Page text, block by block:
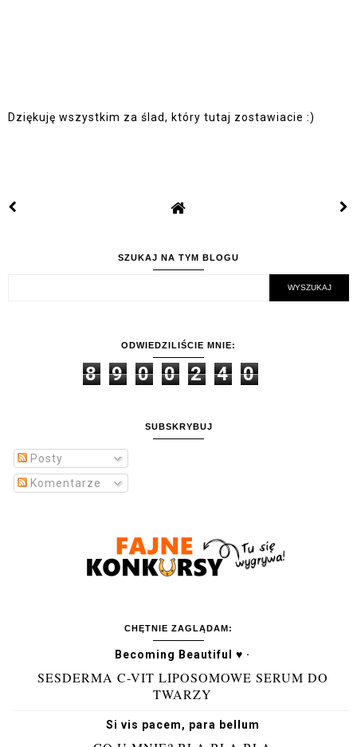
Dziękuję wszystkim za ślad, który tutaj zostawiacie :)
SZUKAJ NA TYM BLOGU
ODWIEDZILIŚCIE MNIE:
8 9 0 0 2 4 0
SUBSKRYBUJ
Posty
Komentarze
CHĘTNIE ZAGLĄDAM:
Becoming Beautiful ♥ ·
SESDERMA C-VIT LIPOSOMOWE SERUM DO
TWARZY
Si vis pacem, para bellum